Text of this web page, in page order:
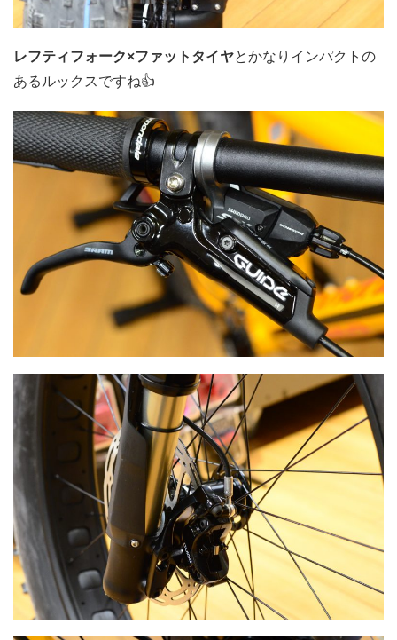
レフティフォーク×ファットタイヤとかなりインパクトの
あるルックスですね👍